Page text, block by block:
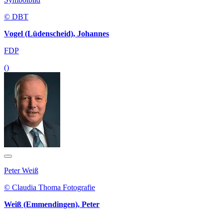
© DBT
Vogel (Lüdenscheid), Johannes
FDP
()
Peter Weiß
© Claudia Thoma Fotografie
Weiß (Emmendingen), Peter